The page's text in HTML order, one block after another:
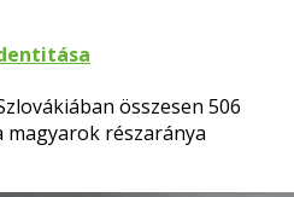
összesen 506
magyarok részaránya